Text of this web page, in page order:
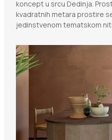
koncept u srcu Dedinja.
kvadratnih metara prostire
jedinstvenom tematskom